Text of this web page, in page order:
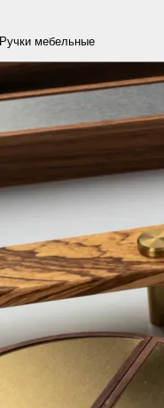
Ручки мебельные